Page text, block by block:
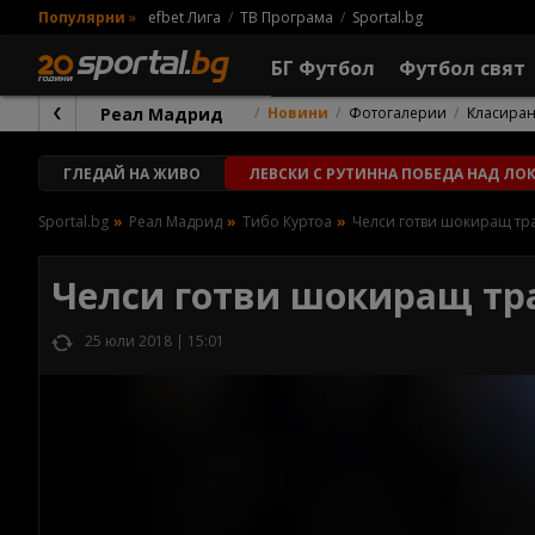
Популярни » efbet Лига ТВ Програма Sportal.bg
БГ Футбол Футбол свят
Реал Мадрид Новини Фотогалерии
ГЛЕДАЙ НА ЖИВО ЛЕВСКИ С РУТИННА ПОБЕДА НАД
Sportal.bg Реал Мадрид Тибо Куртоа Челси готви шокиращ
Челси готви шокиращ
25 юли 2018 | 15:01